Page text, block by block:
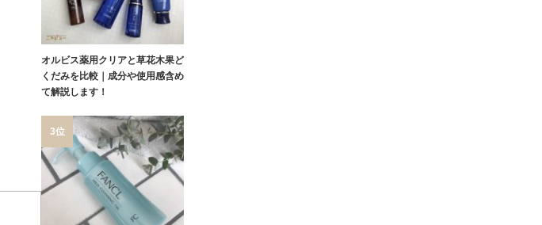
オルビス薬用クリアと草花木果ど
くだみを比較｜成分や使用感含め
て解説します！
3位